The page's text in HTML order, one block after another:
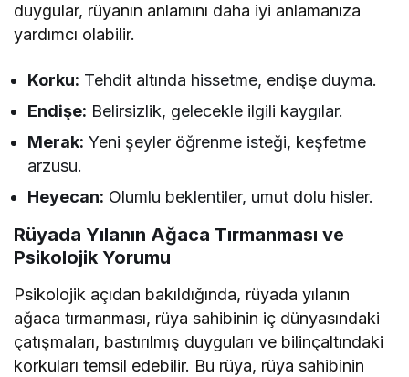
duygular, rüyanın anlamını daha iyi anlamanıza
yardımcı olabilir.
Korku: Tehdit altında hissetme, endişe duyma.
Endişe: Belirsizlik, gelecekle ilgili kaygılar.
Merak: Yeni şeyler öğrenme isteği, keşfetme
arzusu.
Heyecan: Olumlu beklentiler, umut dolu hisler.
Rüyada Yılanın Ağaca Tırmanması ve
Psikolojik Yorumu
Psikolojik açıdan bakıldığında, rüyada yılanın
ağaca tırmanması, rüya sahibinin iç dünyasındaki
çatışmaları, bastırılmış duyguları ve bilinçaltındaki
korkuları temsil edebilir. Bu rüya, rüya sahibinin